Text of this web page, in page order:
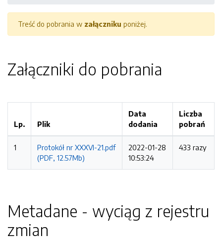
Treść do pobrania w załączniku poniżej.
Załączniki do pobrania
Lp. Plik
Data
dodania
Liczba
pobrań
1
Protokół nr XXXVI-21.pdf
(PDF, 12.57Mb)
2022-01-28
10:53:24
433 razy
Metadane - wyciąg z rejestru
zmian